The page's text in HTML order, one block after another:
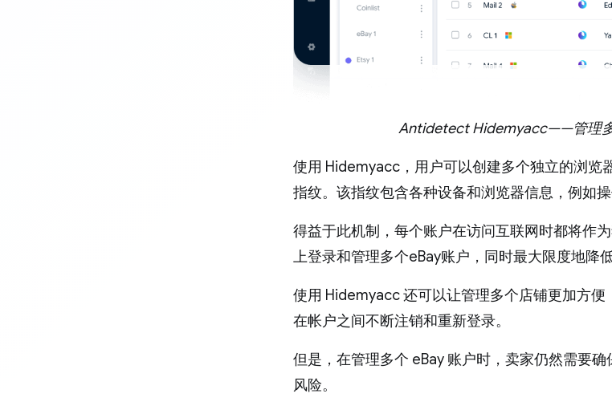
Antidetect Hidemyacc——管理多
使用 Hidemyacc，用户可以创建多个独立的浏览
指纹。该指纹包含各种设备和浏览器信息，例如
得益于此机制，每个账户在访问互联网时都将作
上登录和管理多个eBay账户，同时最大限度地降
使用 Hidemyacc 还可以让管理多个店铺更加方
在帐户之间不断注销和重新登录。
但是，在管理多个 eBay 账户时，卖家仍然需要
风险。